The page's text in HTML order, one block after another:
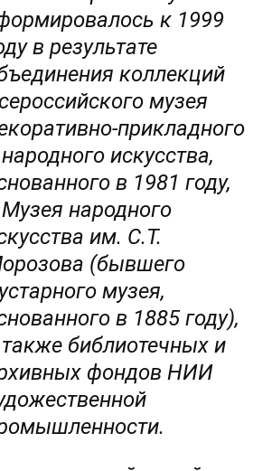
к 1999
в результате
коллекций
музея
прикладного
искусства,
в 1981 году,
народного
им. С.Т.
(бывшего
музея,
в 1885 году),
библиотечных и
фондов НИИ